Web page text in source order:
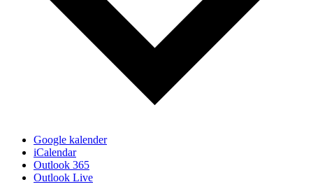
Google kalender
iCalendar
Outlook 365
Outlook Live